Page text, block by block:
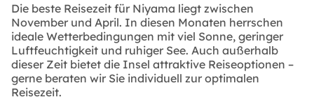
Die beste Reisezeit für Niyama liegt zwischen
November und April. In diesen Monaten herrschen
ideale Wetterbedingungen mit viel Sonne, geringer
Luftfeuchtigkeit und ruhiger See. Auch außerhalb
dieser Zeit bietet die Insel attraktive Reiseoptionen –
gerne beraten wir Sie individuell zur optimalen
Reisezeit.